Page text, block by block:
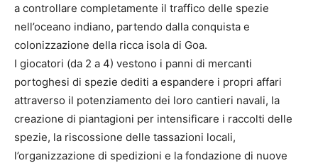
a controllare completamente il traffico delle spezie
nell’oceano indiano, partendo dalla conquista e
colonizzazione della ricca isola di Goa.
I giocatori (da 2 a 4) vestono i panni di mercanti
portoghesi di spezie dediti a espandere i propri affari
attraverso il potenziamento dei loro cantieri navali, la
creazione di piantagioni per intensificare i raccolti delle
spezie, la riscossione delle tassazioni locali,
l’organizzazione di spedizioni e la fondazione di nuove